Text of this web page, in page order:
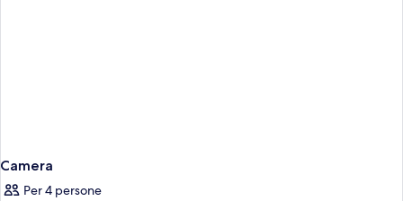
Camera
Per 4 persone